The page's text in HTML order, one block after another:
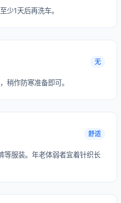
少1天后再洗车。
无
稍作防寒准备即可。
舒适
等服装。年老体弱者宜着针织长